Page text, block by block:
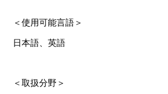
＜使用可能言語＞
日本語、英語
＜取扱分野＞